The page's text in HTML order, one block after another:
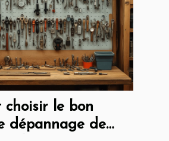
choisir le bon
dépannage de